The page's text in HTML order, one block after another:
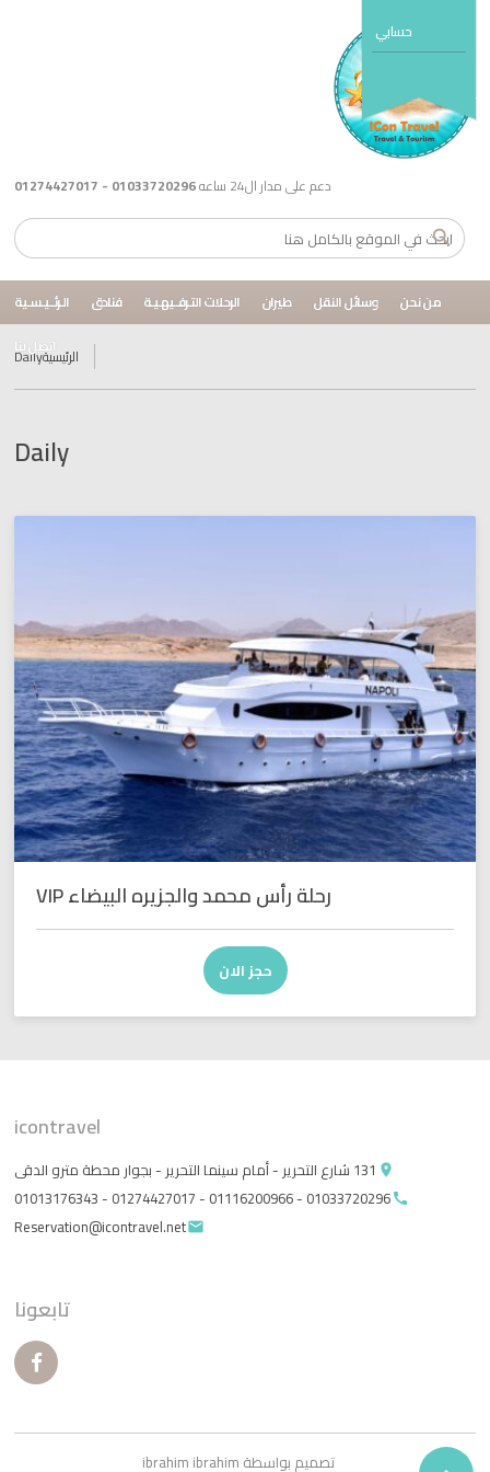
حسابي
دعم على مدار ال24 ساعه 01033720296 - 01274427017
الـرئــيـسـية فنادق الرحلات التـرفــيهـيـة طيران وسائل النقل
من نحن
اتصل بناالرئيسيةDaily
Daily
رحلة رأس محمد والجزيره البيضاء VIP
حجز الان
icontravel
place
call
01033720296 - 01116200966 - 01274427017 - 01013176343
email
Reservation@icontravel.net
تابعونا
تصميم بواسطة ibrahim ibrahim